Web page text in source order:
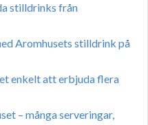
stilldrinks från
Aromhusets stilldrink på
enkelt att erbjuda flera
– många serveringar,